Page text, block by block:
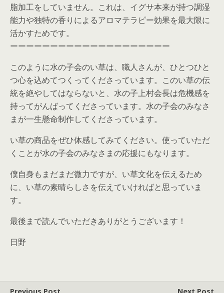
脂加工をしていません。これは、イグサ本来が持つ調湿
能力や独特の香りによるアロマテラピー効果を最大限に
活かすためです。
ーーーーーーーーーーーーーーーーーーーー
このように水の子会のい草は、職人さんが、ひとつひと
つ心を込めてつくってくださっています。このい草の伝
統を絶やしてはならないと、水の子上村会長は危機感を
持ってがんばってくださっています。水の子会のみなさ
まが一生懸命制作してくださっています。
い草の商品をぜひ体感してみてください。使っていただ
くことが水の子会のみなさまの応援にもなります。
僕自身もまだまだ微力ですが、い草文化を伝えるため
に、い草の素晴らしさを伝えていければと思っていま
す。
最後まで読んでいただきありがとうございます！
日野